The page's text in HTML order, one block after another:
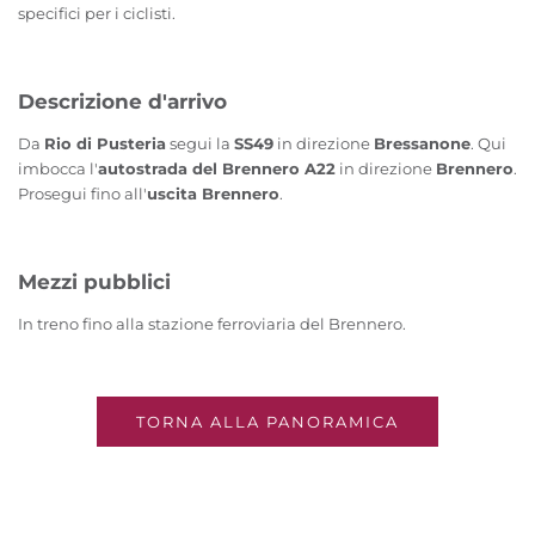
specifici per i ciclisti.
Descrizione d'arrivo
Da Rio di Pusteria segui la SS49 in direzione Bressanone. Qui
imbocca l'autostrada del Brennero A22 in direzione Brennero.
Prosegui fino all'uscita Brennero.
Mezzi pubblici
In treno fino alla stazione ferroviaria del Brennero.
TORNA ALLA PANORAMICA